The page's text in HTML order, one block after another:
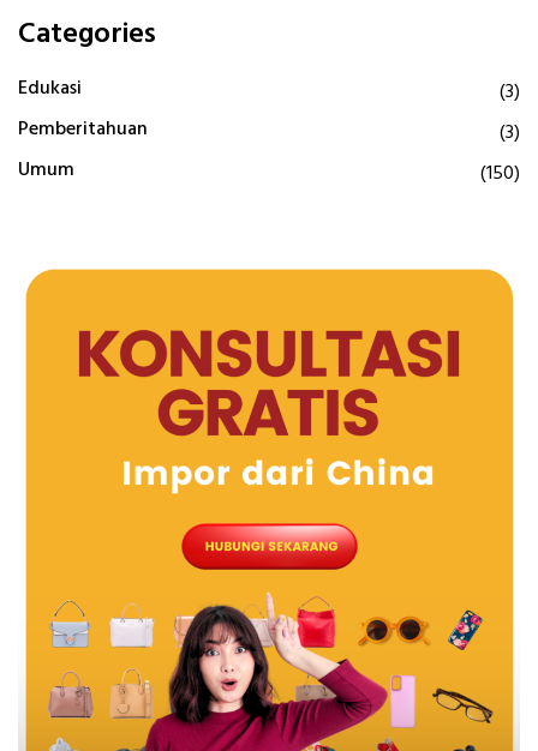
Categories
Edukasi
(3)
Pemberitahuan
(3)
Umum
(150)